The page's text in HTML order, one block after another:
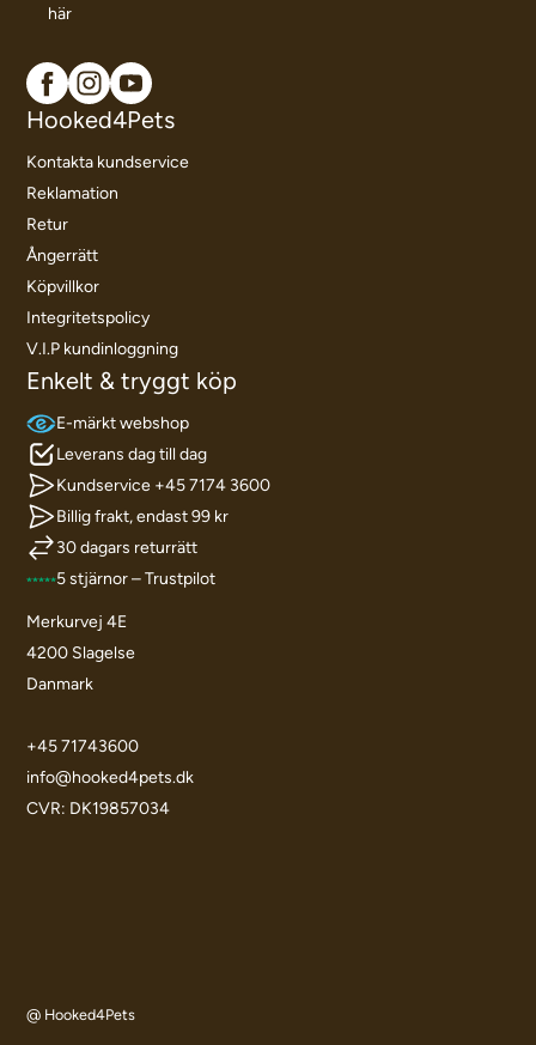
här
Hooked4Pets
Kontakta kundservice
Reklamation
Retur
Ångerrätt
Köpvillkor
Integritetspolicy
V.I.P kundinloggning
Enkelt & tryggt köp
E-märkt webshop
Leverans dag till dag
Kundservice +45 7174 3600
Billig frakt, endast 99 kr
30 dagars returrätt
5 stjärnor – Trustpilot
Merkurvej 4E
4200 Slagelse
Danmark
+45 71743600
info@hooked4pets.dk
CVR: DK19857034
@ Hooked4Pets